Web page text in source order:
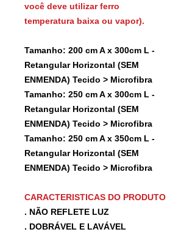
você deve utilizar ferro
temperatura baixa ou vapor).
Tamanho: 200 cm A x 300cm L -
Retangular Horizontal (SEM
ENMENDA) Tecido > Microfibra
Tamanho: 250 cm A x 300cm L -
Retangular Horizontal (SEM
ENMENDA) Tecido > Microfibra
Tamanho: 250 cm A x 350cm L -
Retangular Horizontal (SEM
ENMENDA) Tecido > Microfibra
CARACTERISTICAS DO PRODUTO
. NÃO REFLETE LUZ
. DOBRÁVEL E LAVÁVEL